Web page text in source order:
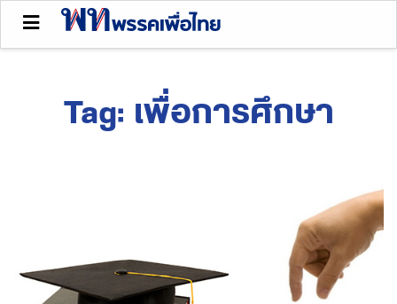
Tag: เพื่อการศึกษา